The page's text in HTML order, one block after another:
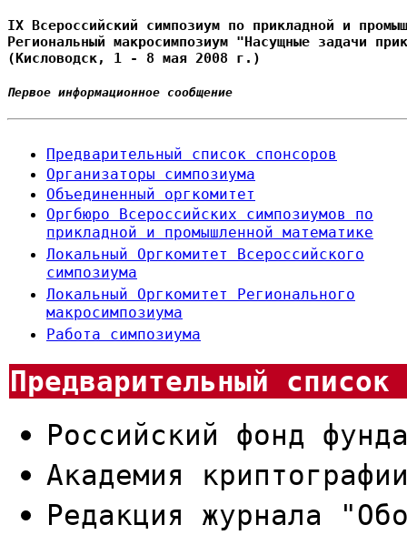
IX Всероссийский симпозиум по прикладной и
Региональный макросимпозиум "Насущные задачи
(Кисловодск, 1 - 8 мая 2008 г.)
Первое информационное сообщение
Предварительный список спонсоров
Организаторы симпозиума
Объединенный оргкомитет
Оргбюро Всероссийских симпозиумов по
прикладной и промышленной математике
Локальный Оргкомитет Всероссийского
симпозиума
Локальный Оргкомитет Регионального
макросимпозиума
Работа симпозиума
Предварительный список
Российский фонд
Академия
Редакция журнала